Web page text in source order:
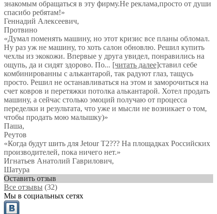
знакомым обращаться в эту фирму.Не реклама,просто от души
спасибо ребятам!»
Геннадий Алексеевич,
Протвино
«Думал поменять машину, но этот кризис все планы обломал.
Ну раз уж не машину, то хоть салон обновлю. Решил купить
чехлы из экокожи. Впервые у друга увидел, понравились на
ощупь, да и сидят здорово. По... [читать далее]ставил себе
комбинированны с алькантарой, так радуют глаз, тащусь
просто. Решил не останавливаться на этом и заморочиться на
счет ковров и перетяжки потолка алькантарой. Хотел продать
машину, а сейчас столько эмоций получаю от процесса
переделки и результата, что уже и мысли не возникает о том,
чтобы продать мою малышку)»
Паша,
Реутов
«Когда будут шить для Jetour T2??? На площадках Российских
производителей, пока ничего нет.»
Игнатьев Анатолий Гаврилович,
Шатура
Оставить отзыв
Все отзывы (32)
Мы в социальных сетях